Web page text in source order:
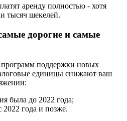
аренду полностью - хотя
тысяч шекелей.
дорогие и самые
поддержки новых
единицы снижают ваш
была до 2022 года;
2022 года и позже.